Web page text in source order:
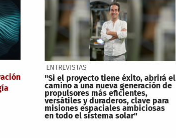
ENTREVISTAS
"Si el proyecto tiene éxito, abrirá el
camino a una nueva generación de
propulsores más eficientes,
versátiles y duraderos, clave para
misiones espaciales ambiciosas
en todo el sistema solar"